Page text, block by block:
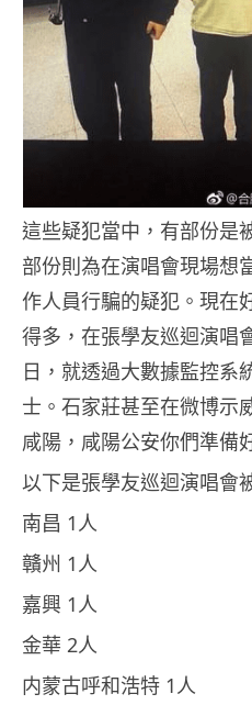
這些疑犯當中，有部份是
部份則為在演唱會現場想
作人員行騙的疑犯。現在
得多，在張學友巡迴演唱
日，就透過大數據監控系
士。石家莊甚至在微博示
咸陽，咸陽公安你們準備
以下是張學友巡迴演唱會
南昌 1人
贛州 1人
嘉興 1人
金華 2人
内蒙古呼和浩特 1人